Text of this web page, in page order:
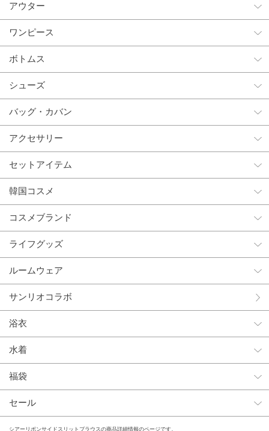
アウター
ワンピース
ボトムス
シューズ
バッグ・カバン
アクセサリー
セットアイテム
韓国コスメ
コスメブランド
ライフグッズ
ルームウェア
サンリオコラボ
浴衣
水着
福袋
セール
シアーリボンサイドスリットブラウスの商品詳細情報のページです。